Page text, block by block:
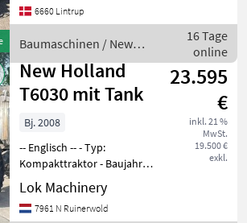
Wir haben ihn gerade erst
Empfang genommen,
6660 Lintrup
Baumaschinen / New
Holland
16 Tage
online
New Holland
T6030 mit Tank
23.595
€
inkl. 21 %
MwSt.
19.500 €
exkl.
Bj. 2008
-- Englisch -- - Typ:
Kompakttraktor - Baujahr:
2008 - Betriebsstunden:
1999 - Einsatzbereich:
Landwirtschaft - CE-
Lok Machinery
7961 N Ruinerwold